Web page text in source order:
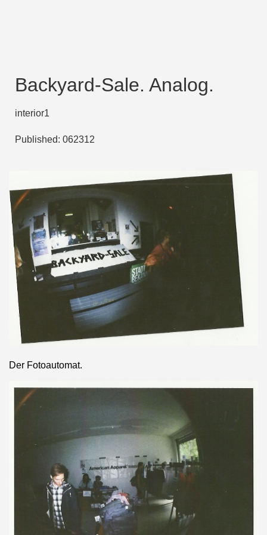
Backyard-Sale. Analog.
interior1
Published: 062312
Der Fotoautomat.